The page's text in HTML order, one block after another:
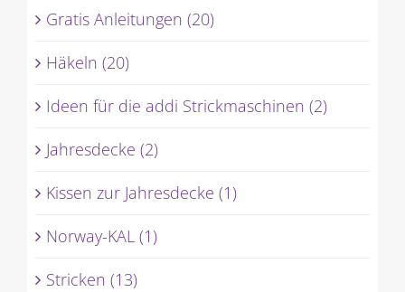
Gratis Anleitungen (20)
Häkeln (20)
Ideen für die addi Strickmaschinen (2)
Jahresdecke (2)
Kissen zur Jahresdecke (1)
Norway-KAL (1)
Stricken (13)